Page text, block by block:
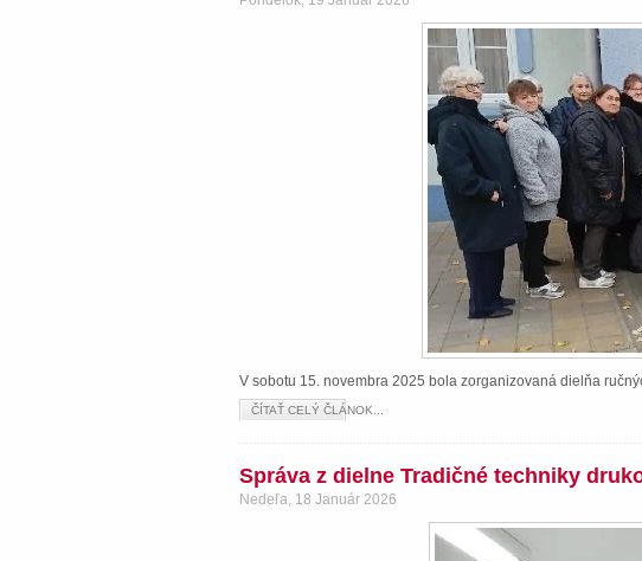
V sobotu 15. novembra 2025 bola zorganizovaná dielňa
ČÍTAŤ CELÝ ČLÁNOK...
Správa z dielne Tradičné techniky
Nedeľa, 18 Január 2026